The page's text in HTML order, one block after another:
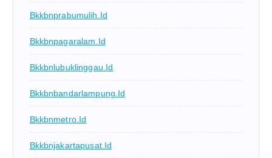
Bkkbnprabumulih.id
Bkkbnpagaralam.id
Bkkbnlubuklinggau.id
Bkkbnbandarlampung.id
Bkkbnmetro.id
Bkkbnjakartapusat.id